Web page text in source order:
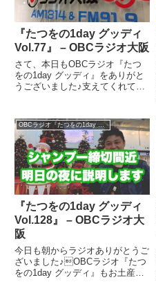
『たつをの1day グッディ
Vol.77』 – OBCラジオ大阪
さて、本日もOBCラジオ『たつ
をの1day グッディ』をありがと
うございました♪支えてくれてる
ます。これからもよろしくお願い
します！さて、今日のグッディー
ソング、、、【手紙／Bac...
OBCラジオ『たつをの1day グッディ』
『たつをの1day グッディ
Vol.128』 – OBCラジオ大
阪
今日も朝からラジオありがとうご
ざいました♪OBCラジオ『たつ
をの1day グッディ』もお土産プ